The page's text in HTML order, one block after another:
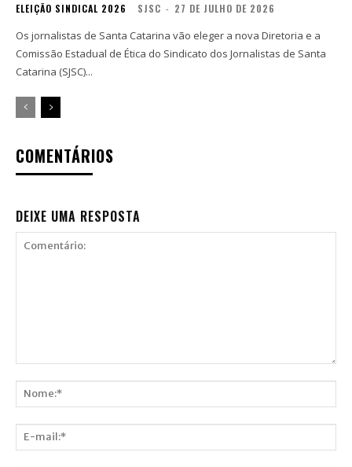
ELEIÇÃO SINDICAL 2026 SJSC - 27 DE JULHO DE 2026
Os jornalistas de Santa Catarina vão eleger a nova Diretoria e a
Comissão Estadual de Ética do Sindicato dos Jornalistas de Santa
Catarina (SJSC)...
COMENTÁRIOS
DEIXE UMA RESPOSTA